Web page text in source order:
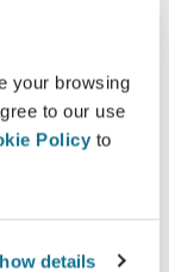
your browsing
to our use
Policy to
details
シーを保護
。